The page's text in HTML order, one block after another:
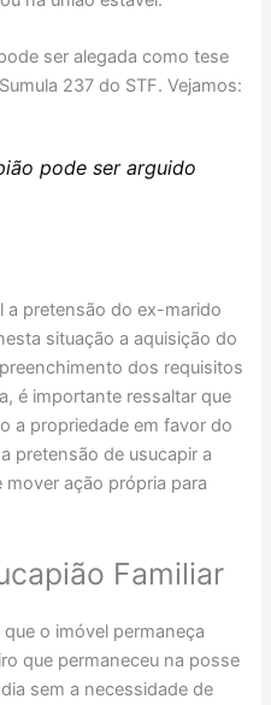
ser alegada como tese
237 do STF. Vejamos:
pode ser arguido
a pretensão do ex-marido
situação a aquisição do
dos requisitos
é importante ressaltar que
a propriedade em favor do
pretensão de usucapir a
ação própria para
Familiar
o imóvel permaneça
que permaneceu na posse
sem a necessidade de